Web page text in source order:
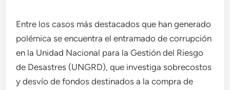
Entre los casos más destacados que han generado
polémica se encuentra el entramado de corrupción
en la Unidad Nacional para la Gestión del Riesgo
de Desastres (UNGRD), que investiga sobrecostos
y desvío de fondos destinados a la compra de